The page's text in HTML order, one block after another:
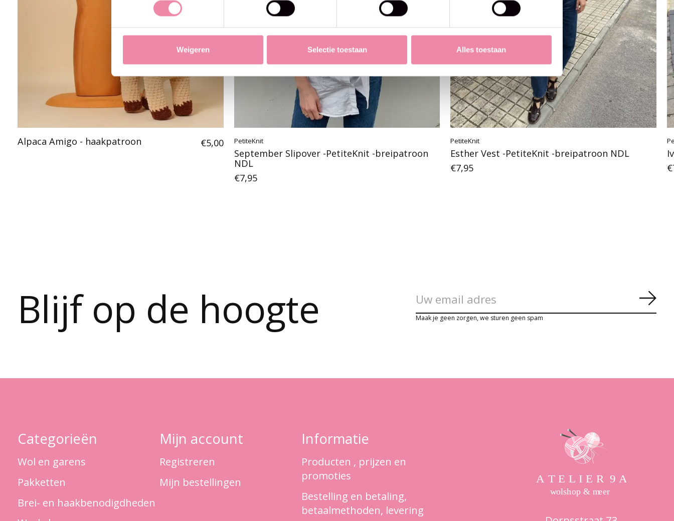
Weigeren Selectie toestaan Alles toestaan
Alpaca Amigo - haakpatroon €5,00 PetiteKnit
September Slipover -PetiteKnit -breipatroon
NDL
€7,95
PetiteKnit
Esther Vest -PetiteKnit -breipatroon NDL
€7,95
Blijf op de hoogte Maak je geen zorgen, we sturen geen spam
Categorieën
Wol en garens
Pakketten
Brei- en haakbenodigdheden
Mijn account
Registreren
Mijn bestellingen
Informatie
Producten , prijzen en
promoties
Bestelling en betaling,
betaalmethoden, levering